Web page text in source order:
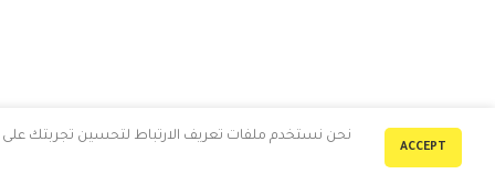
نحن نستخدم ملفات تعريف الارتباط لتحسين تجربتك على
ACCEPT